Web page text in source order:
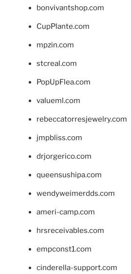
bonvivantshop.com
CupPlante.com
mpzin.com
stcreal.com
PopUpFlea.com
valueml.com
rebeccatorresjewelry.com
jmpbliss.com
drjorgerico.com
queensushipa.com
wendyweimerdds.com
ameri-camp.com
hrsreceivables.com
empconst1.com
cinderella-support.com